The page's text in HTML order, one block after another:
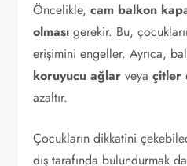
Öncelikle,cam balkon
olması gerekir. Bu,
erişimini engeller. Ayrıca,
koruyucu ağlar veyaçitler
azaltır.
Çocukların dikkatini
dış tarafında bulundurmak